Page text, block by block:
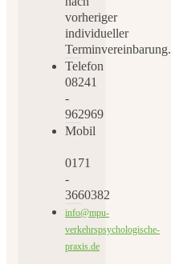
vorheriger
individueller
Terminvereinbarung.
Telefon
08241
-
962969
Mobil
0171
-
3660382
info@mpu-
verkehrspsychologische-
praxis.de